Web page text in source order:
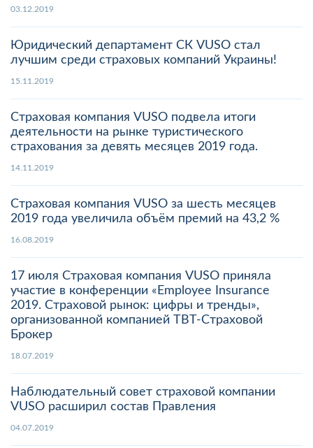
03.12.2019
Юридический департамент СК VUSO стал
лучшим среди страховых компаний Украины!
15.11.2019
Страховая компания VUSO подвела итоги
деятельности на рынке туристического
страхования за девять месяцев 2019 года.
14.11.2019
Страховая компания VUSO за шесть месяцев
2019 года увеличила объём премий на 43,2 %
16.08.2019
17 июля Страховая компания VUSO приняла
участие в конференции «Employee Insurance
2019. Страховой рынок: цифры и тренды‎»,
организованной компанией ТВТ-Страховой
Брокер
18.07.2019
Наблюдательный совет страховой компании
VUSO расширил состав Правления
04.07.2019